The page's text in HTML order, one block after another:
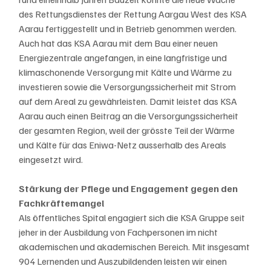
des Rettungsdienstes der Rettung Aargau West des KSA
Aarau fertiggestellt und in Betrieb genommen werden.
Auch hat das KSA Aarau mit dem Bau einer neuen
Energiezentrale angefangen, in eine langfristige und
klimaschonende Versorgung mit Kälte und Wärme zu
investieren sowie die Versorgungssicherheit mit Strom
auf dem Areal zu gewährleisten. Damit leistet das KSA
Aarau auch einen Beitrag an die Versorgungssicherheit
der gesamten Region, weil der grösste Teil der Wärme
und Kälte für das Eniwa-Netz ausserhalb des Areals
eingesetzt wird.
Stärkung der Pflege und Engagement gegen den
Fachkräftemangel
Als öffentliches Spital engagiert sich die KSA Gruppe seit
jeher in der Ausbildung von Fachpersonen im nicht
akademischen und akademischen Bereich. Mit insgesamt
904 Lernenden und Auszubildenden leisten wir einen